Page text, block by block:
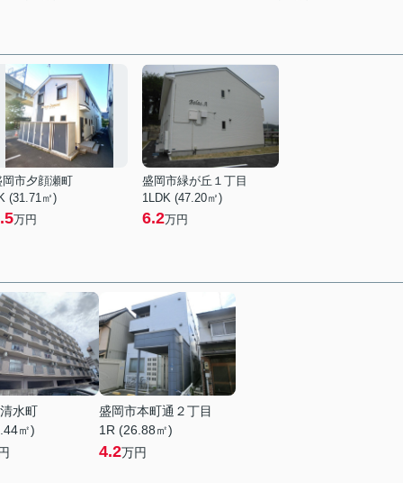
岡市夕顔瀬町
(31.71㎡)
万円
盛岡市緑が丘１丁目
1LDK (47.20㎡)
6.2万円
水町
㎡)
盛岡市本町通２丁目
1R (26.88㎡)
4.2万円